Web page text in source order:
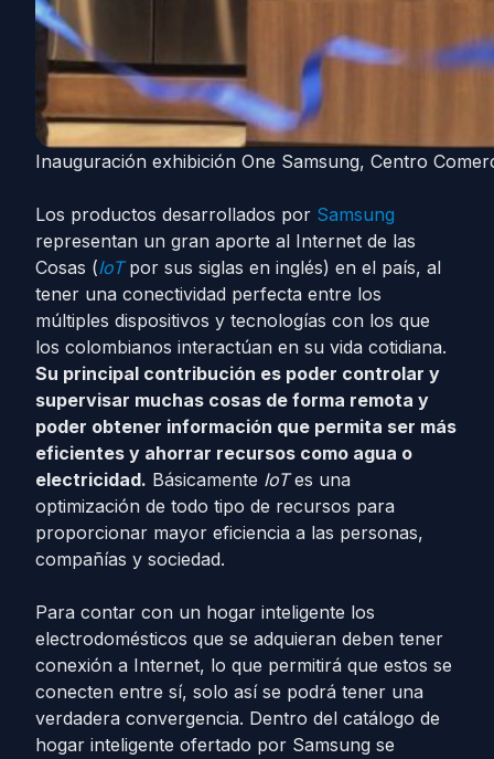
Inauguración exhibición One Samsung, Centro
Los productos desarrollados por Samsung
representan un gran aporte al Internet de las
Cosas (IoTpor sus siglas en inglés) en el país, al
tener una conectividad perfecta entre los
múltiples dispositivos y tecnologías con los que
los colombianos interactúan en su vida cotidiana.
Su principal contribución es poder controlar y
supervisar muchas cosas de forma remota y
poder obtener información que permita ser más
eficientes y ahorrar recursos como agua o
electricidad. Básicamente IoTes una
optimización de todo tipo de recursos para
proporcionar mayor eficiencia a las personas,
compañías y sociedad.
Para contar con un hogar inteligente los
electrodomésticos que se adquieran deben tener
conexión a Internet, lo que permitirá que estos se
conecten entre sí, solo así se podrá tener una
verdadera convergencia. Dentro del catálogo de
hogar inteligente ofertado por Samsung se